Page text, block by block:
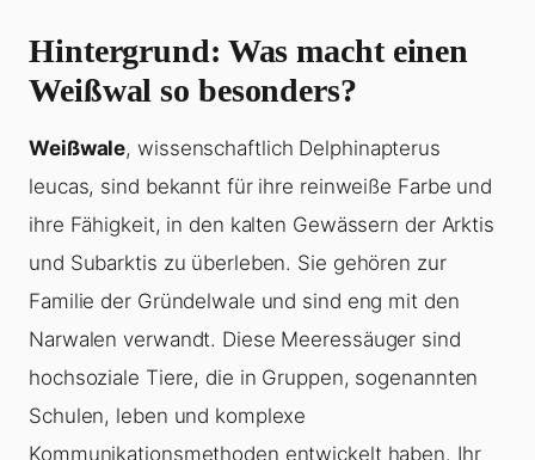
Hintergrund: Was macht einen
Weißwal so besonders?
Weißwale, wissenschaftlich Delphinapterus
leucas, sind bekannt für ihre reinweiße Farbe und
ihre Fähigkeit, in den kalten Gewässern der Arktis
und Subarktis zu überleben. Sie gehören zur
Familie der Gründelwale und sind eng mit den
Narwalen verwandt. Diese Meeressäuger sind
hochsoziale Tiere, die in Gruppen, sogenannten
Schulen, leben und komplexe
Kommunikationsmethoden entwickelt haben. Ihr